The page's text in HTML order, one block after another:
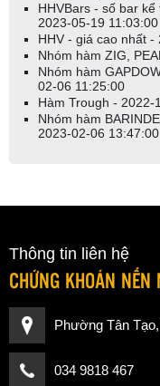
HHVBars - số bar
2023-05-19 11:03:00
HHV - giá cao nhất
Nhóm hàm ZIG,
Nhóm hàm
02-06 11:25:00
Hàm Trough - 2022-
Nhóm hàm
2023-02-06 13:47:00
Thông tin liên hệ
CHỨNG KHOÁN NẾN
Phường Tân
034 9818 467